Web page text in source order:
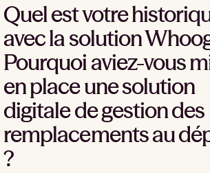
Quel est votre
avec la solution
Pourquoi aviez-vous
en place une solution
digitale de gestion des
remplacements au
?